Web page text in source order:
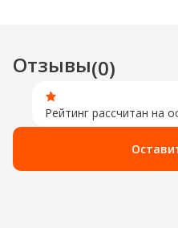
Отзывы(0)
Рейтинг рассчитан на